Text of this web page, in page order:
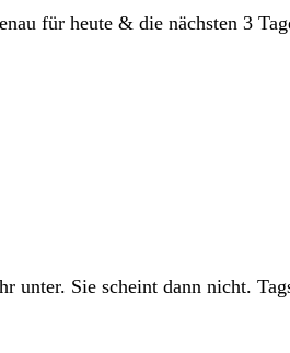
für heute & die nächsten 3
unter. Sie scheint dann nicht.